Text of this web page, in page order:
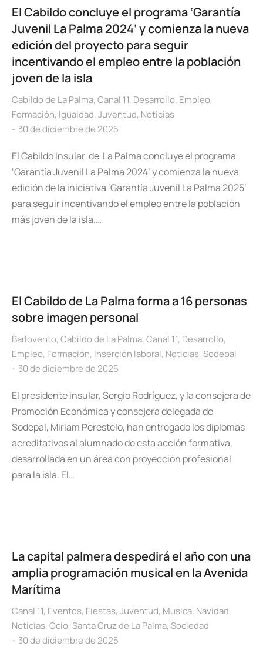
El Cabildo concluye el programa ‘Garantía
Juvenil La Palma 2024’ y comienza la nueva
edición del proyecto para seguir
incentivando el empleo entre la población
joven de la isla
Cabildo de La Palma, Canal 11, Desarrollo, Empleo,
Formación, Igualdad, Juventud, Noticias
30 de diciembre de 2025
El Cabildo Insular de La Palma concluye el programa
‘Garantía Juvenil La Palma 2024’ y comienza la nueva
edición de la iniciativa ‘Garantía Juvenil La Palma 2025’
para seguir incentivando el empleo entre la población
más joven de la isla.…
El Cabildo de La Palma forma a 16 personas
sobre imagen personal
Barlovento, Cabildo de La Palma, Canal 11, Desarrollo,
Empleo, Formación, Inserción laboral, Noticias, Sodepal
30 de diciembre de 2025
El presidente insular, Sergio Rodríguez, y la consejera de
Promoción Económica y consejera delegada de
Sodepal, Miriam Perestelo, han entregado los diplomas
acreditativos al alumnado de esta acción formativa,
desarrollada en un área con proyección profesional
para la isla. El…
La capital palmera despedirá el año con una
amplia programación musical en la Avenida
Marítima
Canal 11, Eventos, Fiestas, Juventud, Musica, Navidad,
Noticias, Ocio, Santa Cruz de La Palma, Sociedad
30 de diciembre de 2025